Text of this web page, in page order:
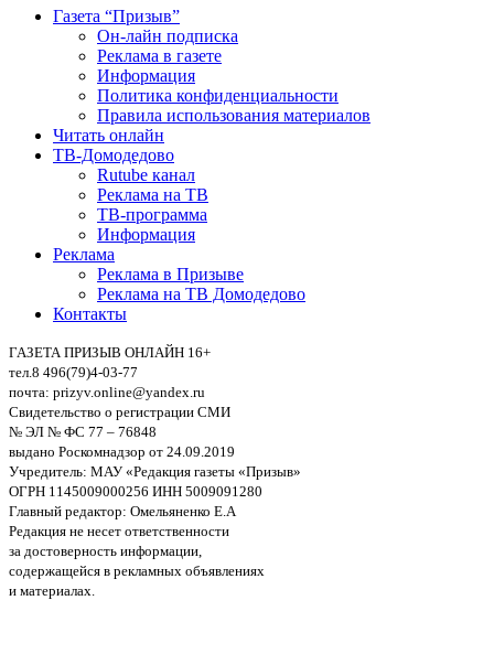
Газета “Призыв”
Он-лайн подписка
Реклама в газете
Информация
Политика конфиденциальности
Правила использования материалов
Читать онлайн
ТВ-Домодедово
Rutube канал
Реклама на ТВ
ТВ-программа
Информация
Реклама
Реклама в Призыве
Реклама на ТВ Домодедово
Контакты
ГАЗЕТА ПРИЗЫВ ОНЛАЙН 16+
тел.8 496(79)4-03-77
почта: prizyv.online@yandex.ru
Свидетельство о регистрации СМИ
№ ЭЛ № ФС 77 – 76848
выдано Роскомнадзор от 24.09.2019
Учредитель: МАУ «Редакция газеты «Призыв»
ОГРН 1145009000256 ИНН 5009091280
Главный редактор: Омельяненко Е.А
Редакция не несет ответственности
за достоверность информации,
содержащейся в рекламных объявлениях
и материалах.